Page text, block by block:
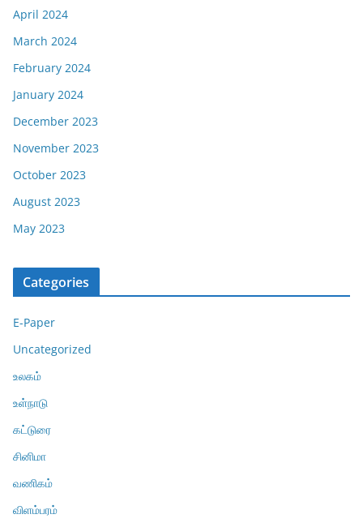
April 2024
March 2024
February 2024
January 2024
December 2023
November 2023
October 2023
August 2023
May 2023
Categories
E-Paper
Uncategorized
உலகம்
உள்நாடு
கட்டுரை
சினிமா
வணிகம்
விளம்பரம்